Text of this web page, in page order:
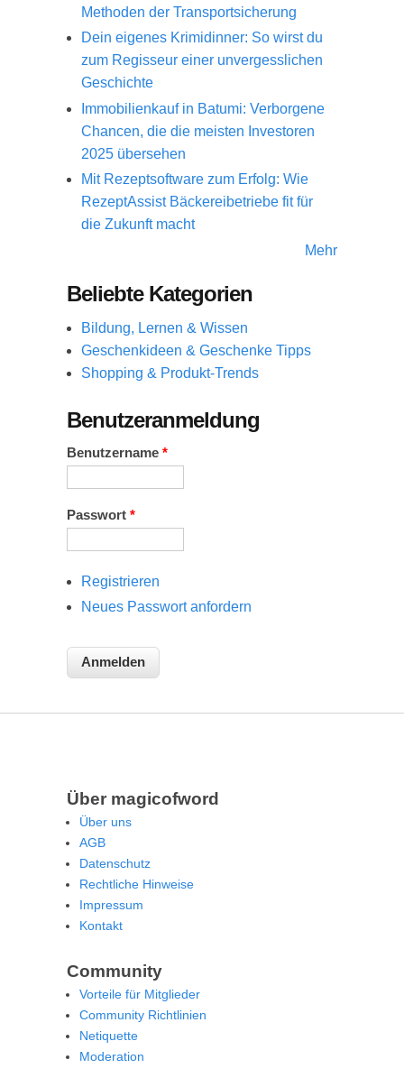
Methoden der Transportsicherung
Dein eigenes Krimidinner: So wirst du
zum Regisseur einer unvergesslichen
Geschichte
Immobilienkauf in Batumi: Verborgene
Chancen, die die meisten Investoren
2025 übersehen
Mit Rezeptsoftware zum Erfolg: Wie
RezeptAssist Bäckereibetriebe fit für
die Zukunft macht
Mehr
Beliebte Kategorien
Bildung, Lernen & Wissen
Geschenkideen & Geschenke Tipps
Shopping & Produkt-Trends
Benutzeranmeldung
Benutzername *
Passwort *
Registrieren
Neues Passwort anfordern
Über magicofword
Über uns
AGB
Datenschutz
Rechtliche Hinweise
Impressum
Kontakt
Community
Vorteile für Mitglieder
Community Richtlinien
Netiquette
Moderation